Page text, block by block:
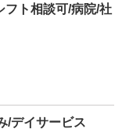
フト相談可/病院/社
/デイサービス